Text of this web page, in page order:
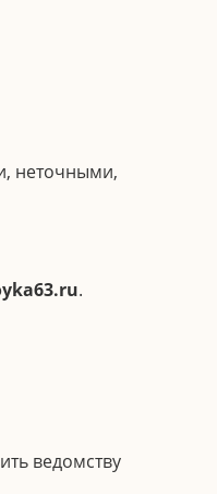
неточными,
.
ведомству